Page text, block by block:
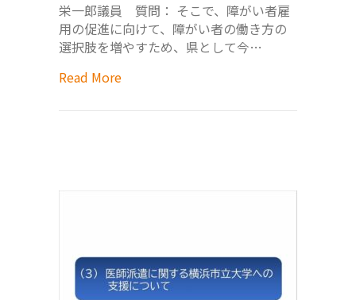
栄一郎議員 質問： そこで、障がい者雇
用の促進に向けて、障がい者の働き方の
選択肢を増やすため、県として今…
Read More